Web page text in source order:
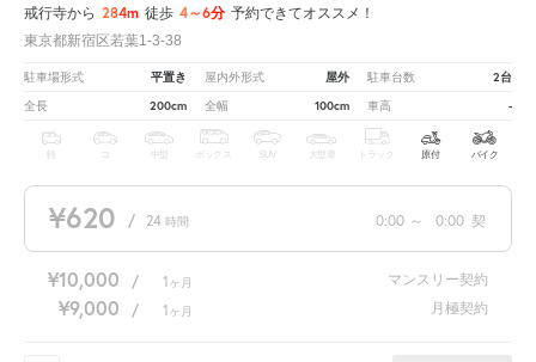
戒行寺から 284m 徒歩 4～6分 予約できてオススメ！
東京都新宿区若葉1-3-38
駐車場形式 平置き 屋内外形式 屋外 駐車台数 2台
全長 200cm 全幅 100cm 車高 -
軽 中型 ボックス SUV 大型車 トラック 原付 バイク
¥620 / 24 時間 0:00 ～ 0:00 契
¥10,000 / 1 ヶ月 マンスリー契約
¥9,000 / 1 ヶ月 月極契約